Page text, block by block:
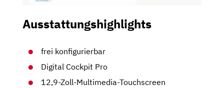
Ausstattungshighlights
frei konfigurierbar
Digital Cockpit Pro
12,9-Zoll-Multimedia-Touchscreen